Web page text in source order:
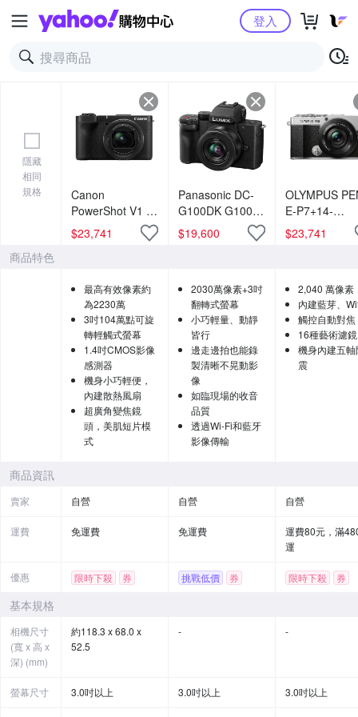
Yahoo購物中心登入
隱藏
相同
規格
Canon
PowerShot V1 旗
艦級Vlog 影音相
機 公司貨
$23,741
Panasonic DC-
G100DK G100D
+ 12-32mm 變焦
鏡組 公司貨
$19,600
OLYMPUS
E-P7+14-
42mmF3.5-
鏡頭組 (公司
$23,741
商品特色
最高有效像素約
為2230萬
3吋104萬點可旋
轉輕觸式螢幕
1.4吋CMOS影像
感測器
機身小巧輕便，
內建散熱風扇
超廣角變焦鏡
頭，美肌短片模
式
2030萬像素+3吋
翻轉式螢幕
小巧輕量、動靜
皆行
邊走邊拍也能錄
製清晰不晃動影
像
如臨現場的收音
品質
透過Wi-Fi和藍牙
影像傳輸
2,040 萬像素
內建藍芽、
觸控自動對焦
16種藝術濾鏡
機身內建五軸
震
商品資訊
賣家 自營 自營 自營
運費 免運費 免運費
運費80元，滿
運
優惠 限時下殺 券 挑戰低價
券
限時下殺 券
基本規格
相機尺寸
(寬 x 高 x
深) (mm)
約118.3 x 68.0 x
52.5
- -
螢幕尺寸 3.0吋以上 3.0吋以上 3.0吋以上